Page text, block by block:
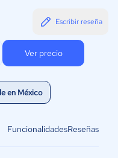
Escribir reseña
Ver precio
en México
FuncionalidadesReseñas